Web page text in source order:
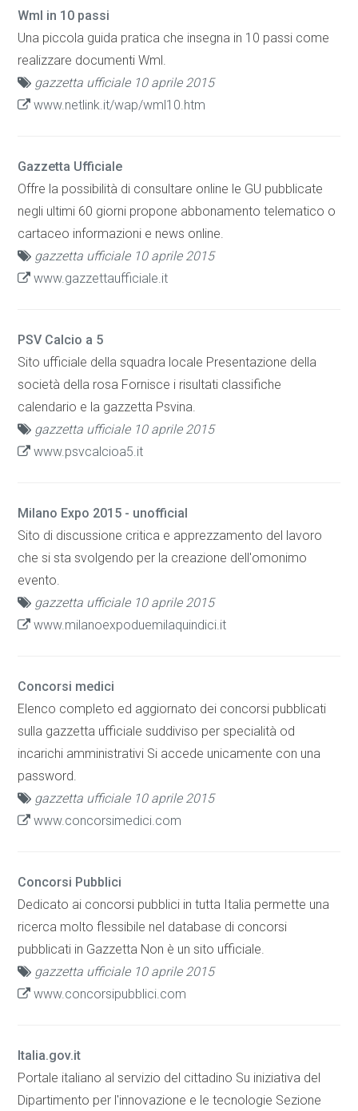
Wml in 10 passi
Una piccola guida pratica che insegna in 10 passi come
realizzare documenti Wml.
gazzetta ufficiale 10 aprile 2015
www.netlink.it/wap/wml10.htm
Gazzetta Ufficiale
Offre la possibilità di consultare online le GU pubblicate
negli ultimi 60 giorni propone abbonamento telematico o
cartaceo informazioni e news online.
gazzetta ufficiale 10 aprile 2015
www.gazzettaufficiale.it
PSV Calcio a 5
Sito ufficiale della squadra locale Presentazione della
società della rosa Fornisce i risultati classifiche
calendario e la gazzetta Psvina.
gazzetta ufficiale 10 aprile 2015
www.psvcalcioa5.it
Milano Expo 2015 - unofficial
Sito di discussione critica e apprezzamento del lavoro
che si sta svolgendo per la creazione dell'omonimo
evento.
gazzetta ufficiale 10 aprile 2015
www.milanoexpoduemilaquindici.it
Concorsi medici
Elenco completo ed aggiornato dei concorsi pubblicati
sulla gazzetta ufficiale suddiviso per specialità od
incarichi amministrativi Si accede unicamente con una
password.
gazzetta ufficiale 10 aprile 2015
www.concorsimedici.com
Concorsi Pubblici
Dedicato ai concorsi pubblici in tutta Italia permette una
ricerca molto flessibile nel database di concorsi
pubblicati in Gazzetta Non è un sito ufficiale.
gazzetta ufficiale 10 aprile 2015
www.concorsipubblici.com
Italia.gov.it
Portale italiano al servizio del cittadino Su iniziativa del
Dipartimento per l'innovazione e le tecnologie Sezione